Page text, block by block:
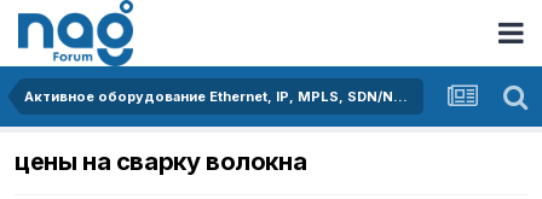
Активное оборудование Ethernet, IP, MPLS, SDN/NFV...
цены на сварку волокна